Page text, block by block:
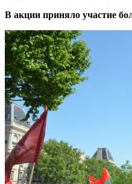
В акции приняло участие